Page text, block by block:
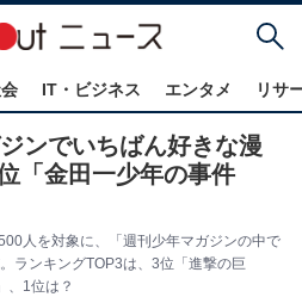
IT・ビジネス エンタメ リサ
ンでいちばん好きな漫
「金田一少年の事件
人を対象に、「週刊少年マガジンの中で
ランキングTOP3は、3位「進撃の巨
、1位は？